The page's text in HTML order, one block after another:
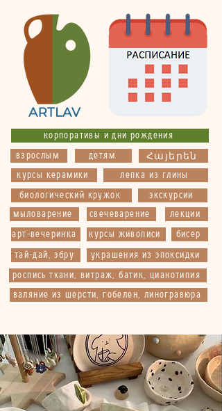
корпоративы и дни рождения
детям
взрослым Հայերեն
украшения из эпоксидки
мыловарение свечеварение
арт-вечеринка бисер
тай-дай, эбру
экскурсии
лепка из глины
роспись ткани, витраж, батик, цианотипия
курсы живописи
лекции
биологический кружок
курсы керамики
валяние из шерсти, гобелен, линогравюра